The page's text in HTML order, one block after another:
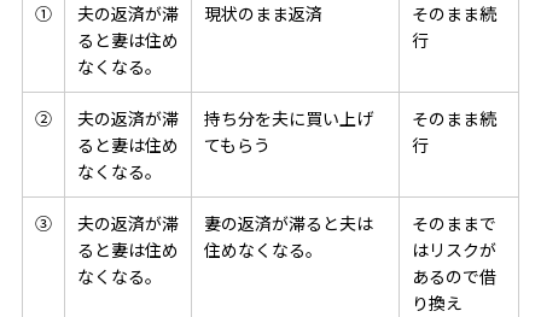
①
夫の返済が滞
ると妻は住め
なくなる。
現状のまま返済
そのまま続
行
②
夫の返済が滞
ると妻は住め
なくなる。
持ち分を夫に買い上げ
てもらう
そのまま続
行
③
夫の返済が滞
ると妻は住め
なくなる。
妻の返済が滞ると夫は
住めなくなる。
そのままで
はリスクが
あるので借
り換え